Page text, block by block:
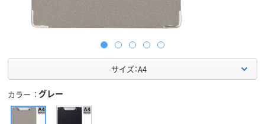
サイズ：A4
カラー グレー